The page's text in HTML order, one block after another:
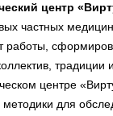
центр
частных
работы,
традиции
центре
для